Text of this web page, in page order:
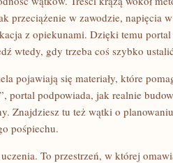
przeciążenie w zawodzie, napięcia
z opiekunami. Dzięki temu portal
wtedy, gdy trzeba coś szybko
pojawiają się materiały, które
portal podpowiada, jak realnie
Znajdziesz tu też wątki o
pośpiechu.
To przestrzeń, w której